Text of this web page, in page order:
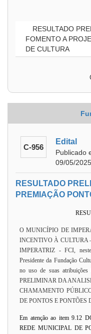
RESULTADO
FOMENTO A
DE CULTURA
C-956
Edital
Publicado
09/05/2025
RESULTADO
PREMIAÇÃO
O MUNICÍPIO DE
INCENTIVO À CULTURA
IMPERATRIZ - FCI,
Presidente da Fundação
no uso de suas
PRELIMINAR DA
CHAMAMENTO
DE PONTOS E PONTÕES
Em atenção ao item 9.12
REDE MUNICIPAL DE